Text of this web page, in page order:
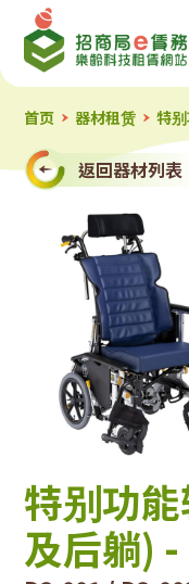
招
商
局
「e
务」
技
租
首页 器材租赁 特
返回器材列表
特别功
及后躺) -